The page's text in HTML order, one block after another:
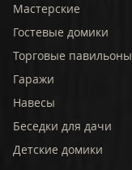
Мастерские
Гостевые домики
Торговые павильоны
Гаражи
Навесы
Беседки для дачи
Детские домики